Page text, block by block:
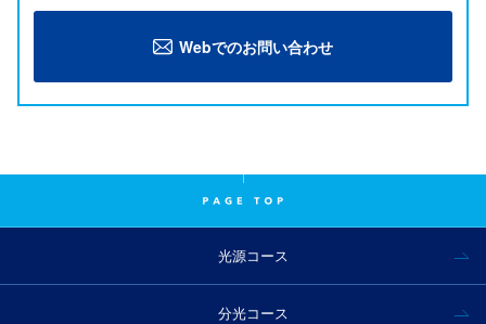
Webでのお問い合わせ
光源コース
分光コース